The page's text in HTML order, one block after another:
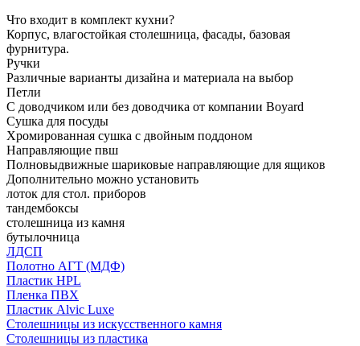
Что входит в комплект кухни?
Корпус, влагостойкая столешница, фасады, базовая
фурнитура.
Ручки
Различные варианты дизайна и материала на выбор
Петли
С доводчиком или без доводчика от компании Boyard
Сушка для посуды
Хромированная сушка с двойным поддоном
Направляющие пвш
Полновыдвижные шариковые направляющие для ящиков
Дополнительно можно установить
лоток для стол. приборов
тандембоксы
столешница из камня
бутылочница
ЛДСП
Полотно АГТ (МДФ)
Пластик HPL
Пленка ПВХ
Пластик Alvic Luxe
Столешницы из искусственного камня
Столешницы из пластика